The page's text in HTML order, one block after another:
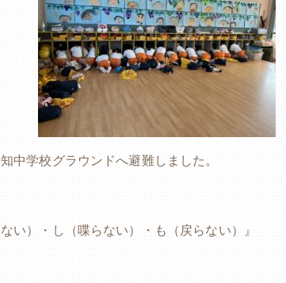
中学校グラウンドへ避難しました。
い）・し（喋らない）・も（戻らない）』